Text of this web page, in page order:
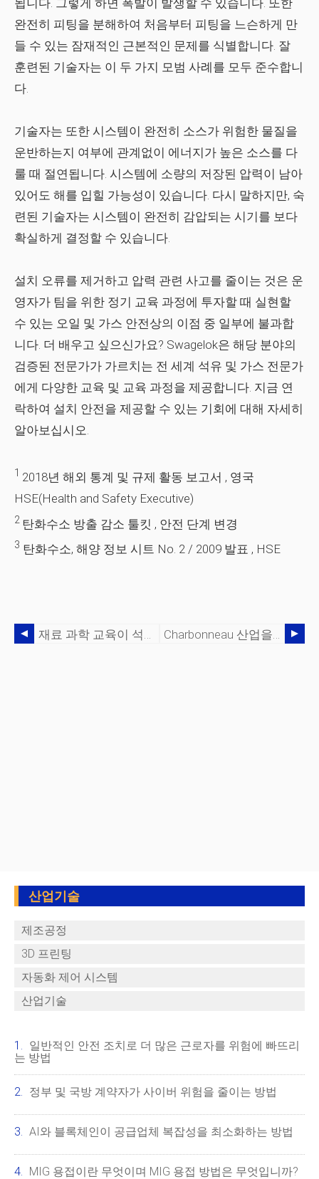
완전히 피팅을 분해하여 처음부터 피팅을 느슨하게 만
들 수 있는 잠재적인 근본적인 문제를 식별합니다. 잘
훈련된 기술자는 이 두 가지 모범 사례를 모두 준수합니
다.
기술자는 또한 시스템이 완전히 소스가 위험한 물질을
운반하는지 여부에 관계없이 에너지가 높은 소스를 다
룰 때 절연됩니다. 시스템에 소량의 저장된 압력이 남아
있어도 해를 입힐 가능성이 있습니다. 다시 말하지만, 숙
련된 기술자는 시스템이 완전히 감압되는 시기를 보다
확실하게 결정할 수 있습니다.
설치 오류를 제거하고 압력 관련 사고를 줄이는 것은 운
영자가 팀을 위한 정기 교육 과정에 투자할 때 실현할
수 있는 오일 및 가스 안전상의 이점 중 일부에 불과합
니다. 더 배우고 싶으신가요? Swagelok은 해당 분야의
검증된 전문가가 가르치는 전 세계 석유 및 가스 전문가
에게 다양한 교육 및 교육 과정을 제공합니다. 지금 연
락하여 설치 안전을 제공할 수 있는 기회에 대해 자세히
알아보십시오.
1 2018년 해외 통계 및 규제 활동 보고서 , 영국
HSE(Health and Safety Executive)
2 탄화수소 방출 감소 툴킷 , 안전 단계 변경
3 탄화수소, 해양 정보 시트 No. 2 / 2009 발표 , HSE
산업기술
제조공정
3D 프린팅
자동화 제어 시스템
산업기술
일반적인 안전 조치로 더 많은 근로자를 위험에 빠뜨리
는 방법
정부 및 국방 계약자가 사이버 위험을 줄이는 방법
AI와 블록체인이 공급업체 복잡성을 최소화하는 방법
MIG 용접이란 무엇이며 MIG 용접 방법은 무엇입니까?